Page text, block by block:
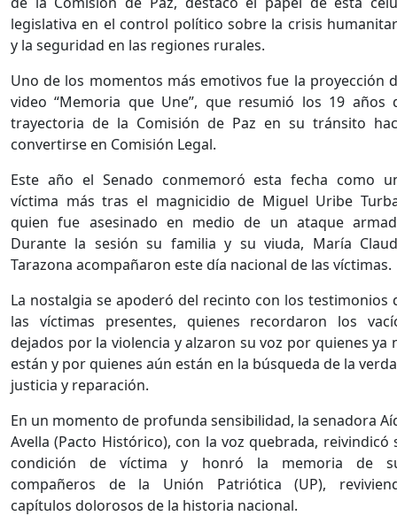
legislativa en el control político sobre la crisis
y la seguridad en las regiones rurales.
Uno de los momentos más emotivos fue la proyección
video “Memoria que Une”, que resumió los 19 años
trayectoria de la Comisión de Paz en su tránsito
convertirse en Comisión Legal.
Este año el Senado conmemoró esta fecha como
víctima más tras el magnicidio de Miguel Uribe
quien fue asesinado en medio de un ataque
Durante la sesión su familia y su viuda, María
Tarazona acompañaron este día nacional de las
La nostalgia se apoderó del recinto con los testimonios
las víctimas presentes, quienes recordaron los
dejados por la violencia y alzaron su voz por quienes ya
están y por quienes aún están en la búsqueda de la
justicia y reparación.
En un momento de profunda sensibilidad, la senadora
Avella (Pacto Histórico), con la voz quebrada, reivindicó
condición de víctima y honró la memoria de
compañeros de la Unión Patriótica (UP),
capítulos dolorosos de la historia nacional.